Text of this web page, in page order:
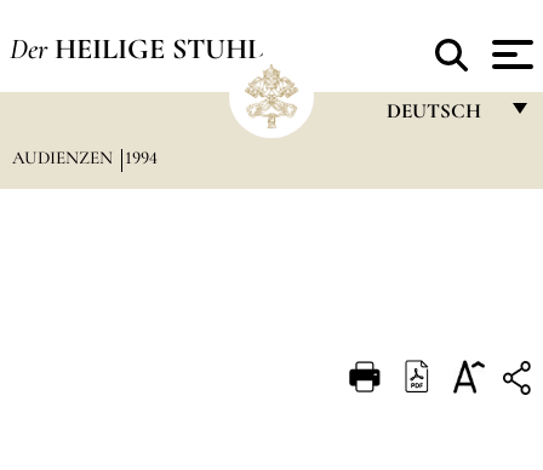
Der HEILIGE STUHL
DEUTSCH
DEUTSCH
AUDIENZEN 1994